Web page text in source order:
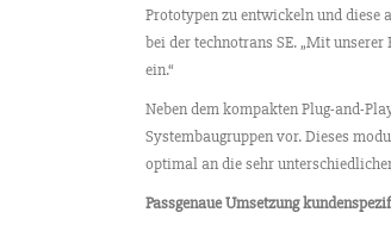
Prototypen zu entwickeln und diese
bei der technotrans SE. „Mit
ein.“
Neben dem kompakten Plug-and-
Systembaugruppen vor. Dieses
optimal an die sehr
Passgenaue Umsetzung